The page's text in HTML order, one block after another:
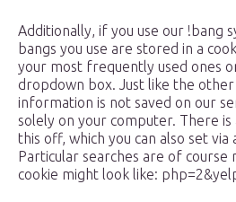
Additionally, if you use our !bang
bangs you use are stored in a
your most frequently used ones
dropdown box. Just like the
information is not saved on our
solely on your computer. There
this off, which you can also set via
Particular searches are of course
cookie might look like: